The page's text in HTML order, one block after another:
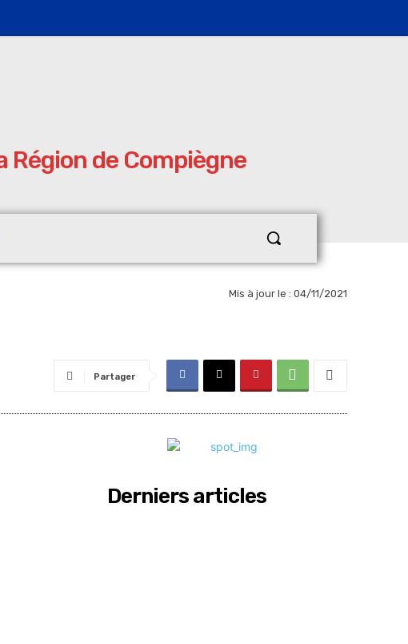
Région de Compiègne
Mis à jour le : 04/11/2021
Partager
Derniers articles